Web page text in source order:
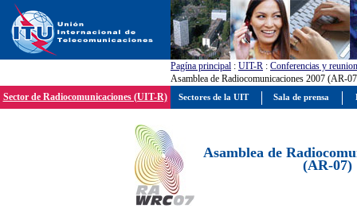
Pagína principal : UIT-R : Conferencias y
Asamblea de Radiocomunicaciones 2007 (AR-
Sector de Radiocomunicaciones (UIT-R)
Asamblea de
(AR-07)
Sectores de la UIT Sala de prensa